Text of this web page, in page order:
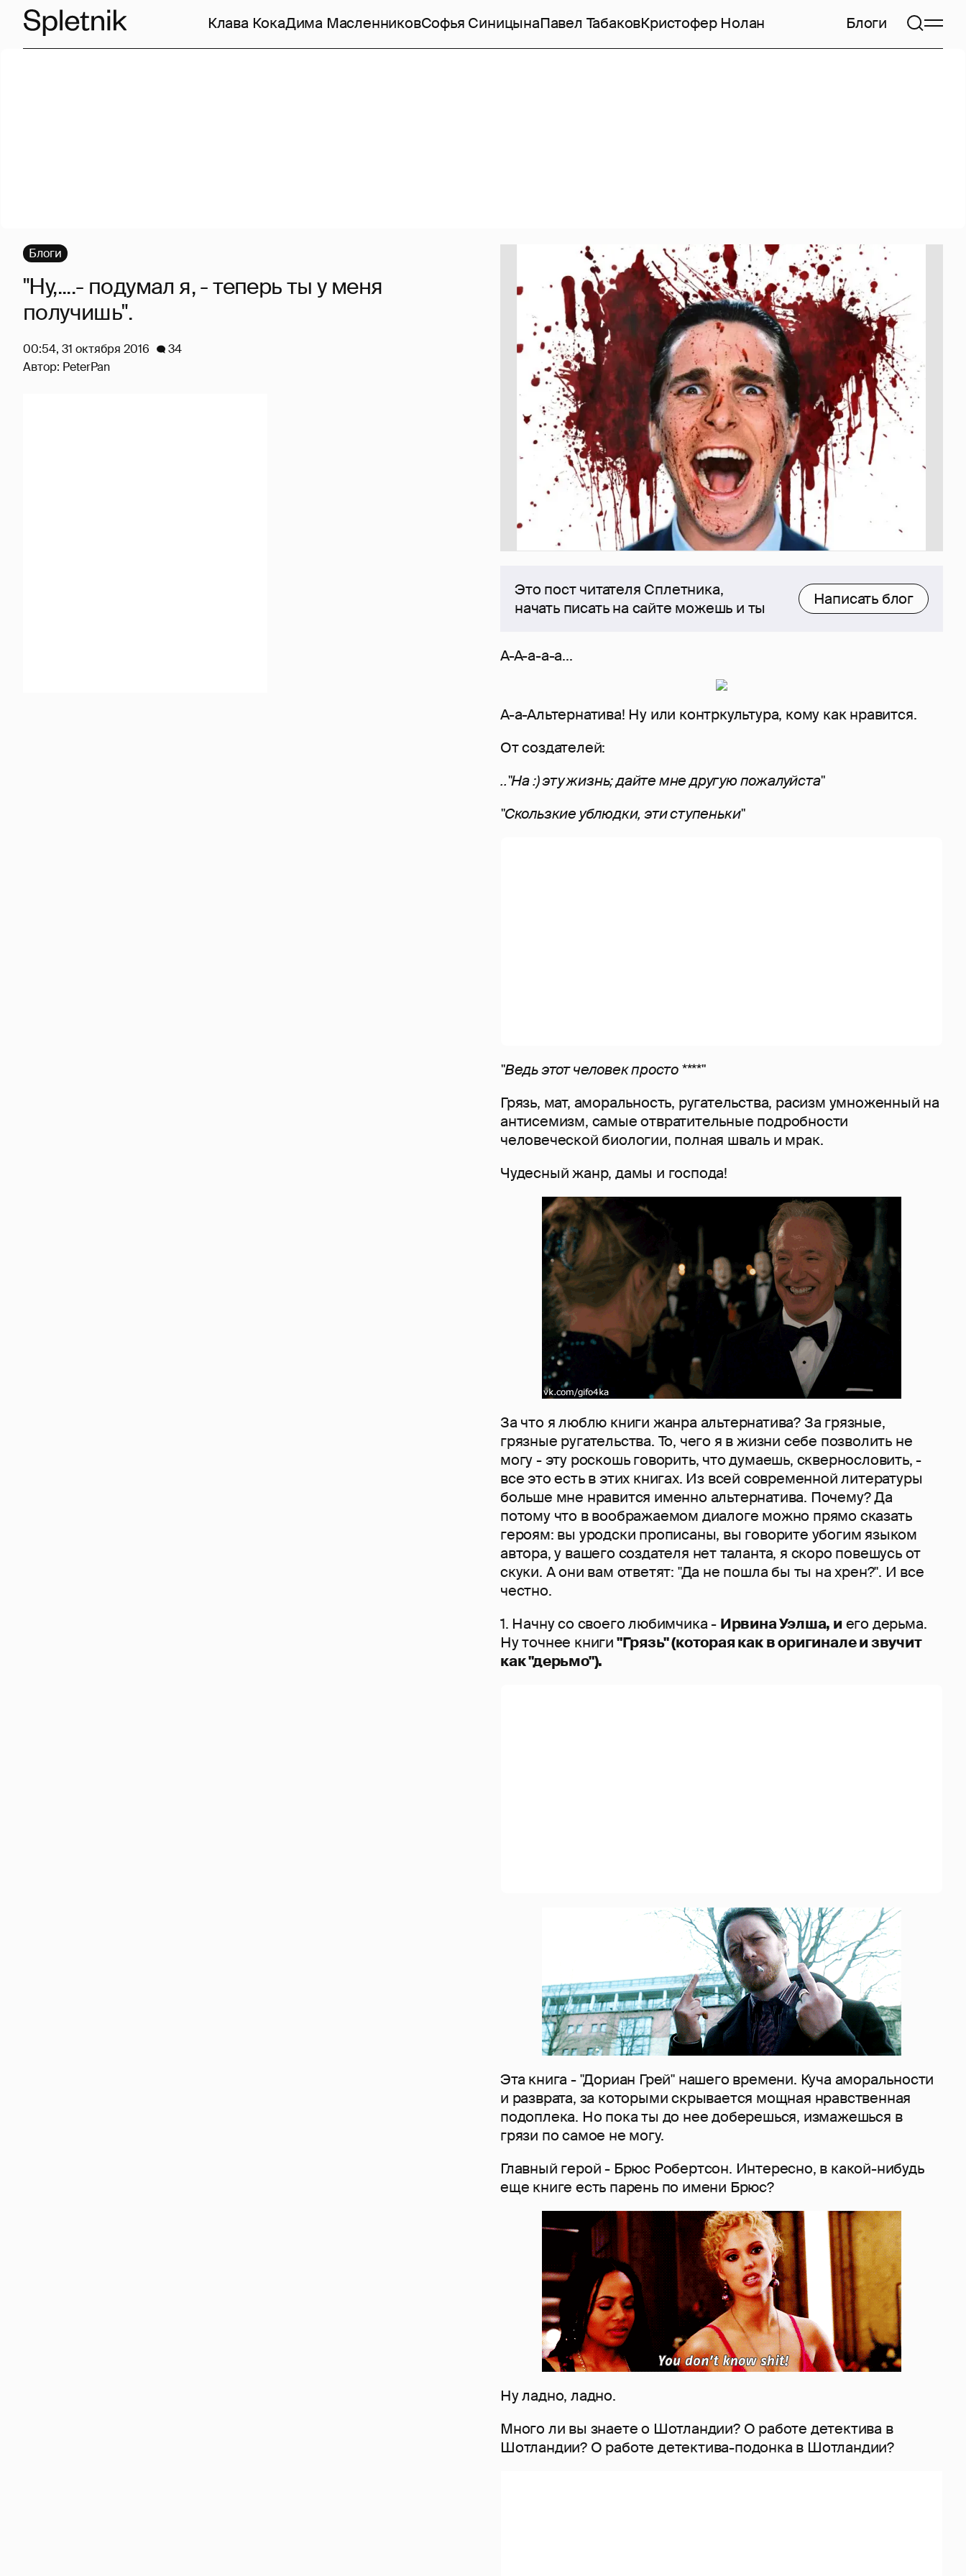
Клава КокаДима МасленниковСофья СиницынаПавел ТабаковКристофер Нолан Блоги
Это пост читателя Сплетника,
начать писать на сайте можешь и ты
Написать блог
А-А-а-а-а...
А-а-Альтернатива! Ну или контркультура, кому как нравится.
От создателей:
.."На :) эту жизнь; дайте мне другую пожалуйста"
"Скользкие ублюдки, эти ступеньки"
"Ведь этот человек просто ****"
Грязь, мат, аморальность, ругательства, расизм умноженный на
антисемизм, самые отвратительные подробности
человеческой биологии, полная шваль и мрак.
Чудесный жанр, дамы и господа!
За что я люблю книги жанра альтернатива? За грязные,
грязные ругательства. То, чего я в жизни себе позволить не
могу - эту роскошь говорить, что думаешь, сквернословить, -
все это есть в этих книгах. Из всей современной литературы
больше мне нравится именно альтернатива. Почему? Да
потому что в воображаемом диалоге можно прямо сказать
героям: вы уродски прописаны, вы говорите убогим языком
автора, у вашего создателя нет таланта, я скоро повешусь от
скуки. А они вам ответят: "Да не пошла бы ты на хрен?". И все
честно.
1. Начну со своего любимчика - Ирвина Уэлша, и его дерьма.
Ну точнее книги"Грязь" (которая как в оригинале и звучит
как "дерьмо").
Эта книга - "Дориан Грей" нашего времени. Куча аморальности
и разврата, за которыми скрывается мощная нравственная
подоплека. Но пока ты до нее доберешься, измажешься в
грязи по самое не могу.
Главный герой - Брюс Робертсон. Интересно, в какой-нибудь
еще книге есть парень по имени Брюс?
Ну ладно, ладно.
Много ли вы знаете о Шотландии? О работе детектива в
Шотландии? О работе детектива-подонка в Шотландии?
Блоги
"Ну,....- подумал я, - теперь ты у меня
получишь".
00:54, 31 октября 2016
34
Автор: PeterPan